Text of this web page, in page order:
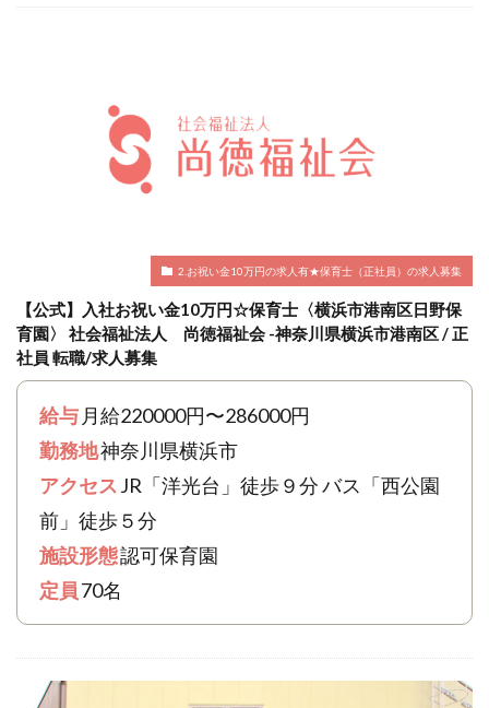
2.お祝い金10万円の求人有★保育士（正社員）の求人募集
【公式】入社お祝い金10万円☆保育士〈横浜市港南区日野保
育園〉 社会福祉法人 尚徳福祉会 -神奈川県横浜市港南区 / 正
社員 転職/求人募集
給与 月給220000円〜286000円
勤務地神奈川県横浜市
アクセス JR「洋光台」徒歩９分 バス「西公園
前」徒歩５分
施設形態認可保育園
定員 70名